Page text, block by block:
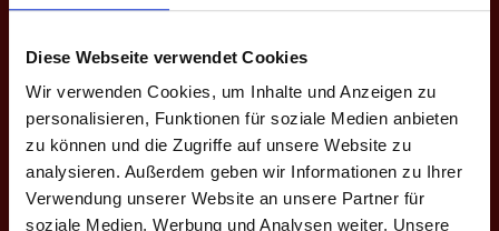
Diese Webseite verwendet Cookies
Wir verwenden Cookies, um Inhalte und Anzeigen zu
personalisieren, Funktionen für soziale Medien anbieten
zu können und die Zugriffe auf unsere Website zu
analysieren. Außerdem geben wir Informationen zu Ihrer
Verwendung unserer Website an unsere Partner für
soziale Medien, Werbung und Analysen weiter. Unsere
E5 12 Julia W. ♀ 0 -10
E6 13 Franzi B. ♀ 0 -7 33.8
6:10
E7 15 Nils W. 3 +12 42.3
10:5 | 10:3 |
13:11